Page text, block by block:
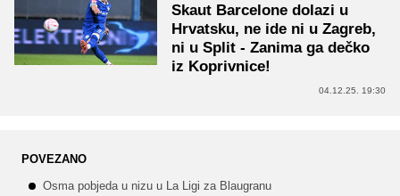
Skaut Barcelone dolazi u
Hrvatsku, ne ide ni u Zagreb,
ni u Split - Zanima ga dečko
iz Koprivnice!
04.12.25. 19:30
POVEZANO
Osma pobjeda u nizu u La Ligi za Blaugranu